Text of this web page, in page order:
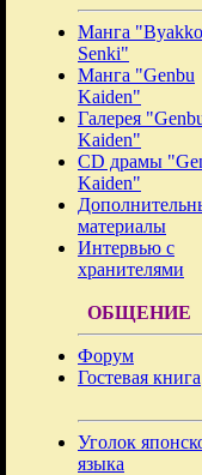
Манга "Byakko
Senki"
Манга "Genbu
Kaiden"
Галерея
Kaiden"
CD драмы
Kaiden"
материалы
Интервью с
хранителями
ОБЩЕНИЕ
Форум
Гостевая книга
Уголок
языка